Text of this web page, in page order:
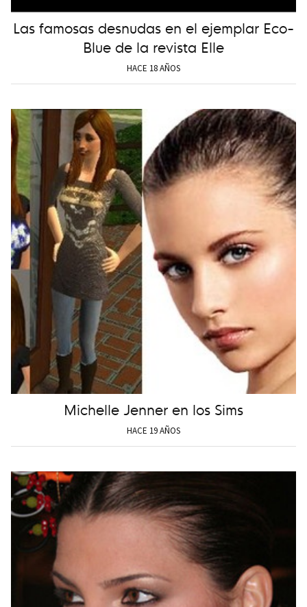
Las famosas desnudas en el ejemplar Eco-
Blue de la revista Elle
HACE 18 AÑOS
Michelle Jenner en los Sims
HACE 19 AÑOS